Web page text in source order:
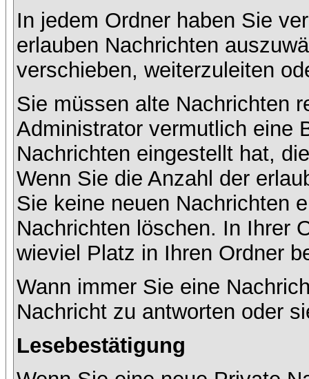
In jedem Ordner haben Sie
erlauben Nachrichten
verschieben, weiterzuleiten
Sie müssen alte Nachrichten
Administrator vermutlich eine
Nachrichten eingestellt hat,
Wenn Sie die Anzahl der
Sie keine neuen Nachrichten
Nachrichten löschen. In Ihrer
wieviel Platz in Ihren Ordner
Wann immer Sie eine
Nachricht zu antworten oder
Lesebestätigung